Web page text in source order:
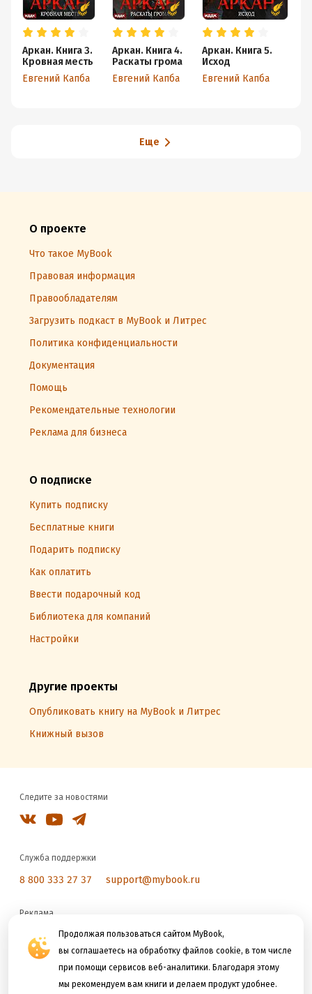
Продолжая пользоваться сайтом MyBook,
вы соглашаетесь на обработку файлов cookie, в том числе
при помощи сервисов веб-аналитики. Благодаря этому
мы рекомендуем вам книги и делаем продукт удобнее.
Аркан. Книга 3.
Кровная месть
Евгений Капба
Аркан. Книга 4.
Раскаты грома
Евгений Капба
Аркан. Книга 5.
Исход
Евгений Капба
Еще
О проекте
Что такое MyBook
Правовая информация
Правообладателям
Загрузить подкаст в MyBook и Литрес
Политика конфиденциальности
Документация
Помощь
Рекомендательные технологии
Реклама для бизнеса
О подписке
Купить подписку
Бесплатные книги
Подарить подписку
Как оплатить
Ввести подарочный код
Библиотека для компаний
Настройки
Другие проекты
Опубликовать книгу на MyBook и Литрес
Книжный вызов
Следите за новостями
Служба поддержки
8 800 333 27 37 support@mybook.ru
Реклама
reklama@litres.ru
Мы принимаем к оплате